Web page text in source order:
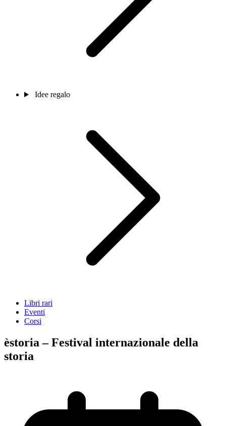
Idee regalo
Libri rari
Eventi
Corsi
èstoria – Festival internazionale della
storia